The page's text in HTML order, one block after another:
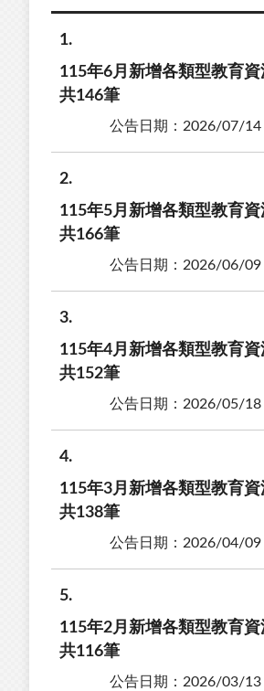
1
115年6月新增各類型教育
共146筆
公告日期：2026/07/14
2
115年5月新增各類型教育
共166筆
公告日期：2026/06/09
3
115年4月新增各類型教育
共152筆
公告日期：2026/05/18
4
115年3月新增各類型教育
共138筆
公告日期：2026/04/09
5
115年2月新增各類型教育
共116筆
公告日期：2026/03/13